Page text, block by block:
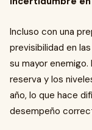
Incluso con una
previsibilidad en las
su mayor
reserva y los
año, lo que hace
desempeño